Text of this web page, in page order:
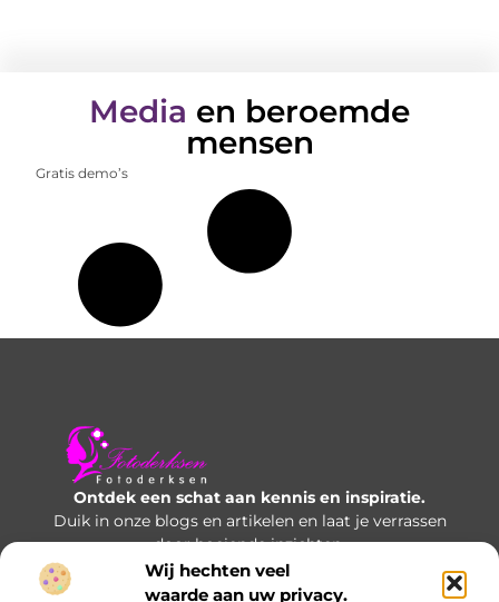
Wij hechten veel
waarde aan uw privacy.
Media en beroemde
mensen
Gratis demo’s
Ontdek een schat aan kennis en inspiratie.
Duik in onze blogs en artikelen en laat je verrassen
door boeiende inzichten.
Bericht categorie